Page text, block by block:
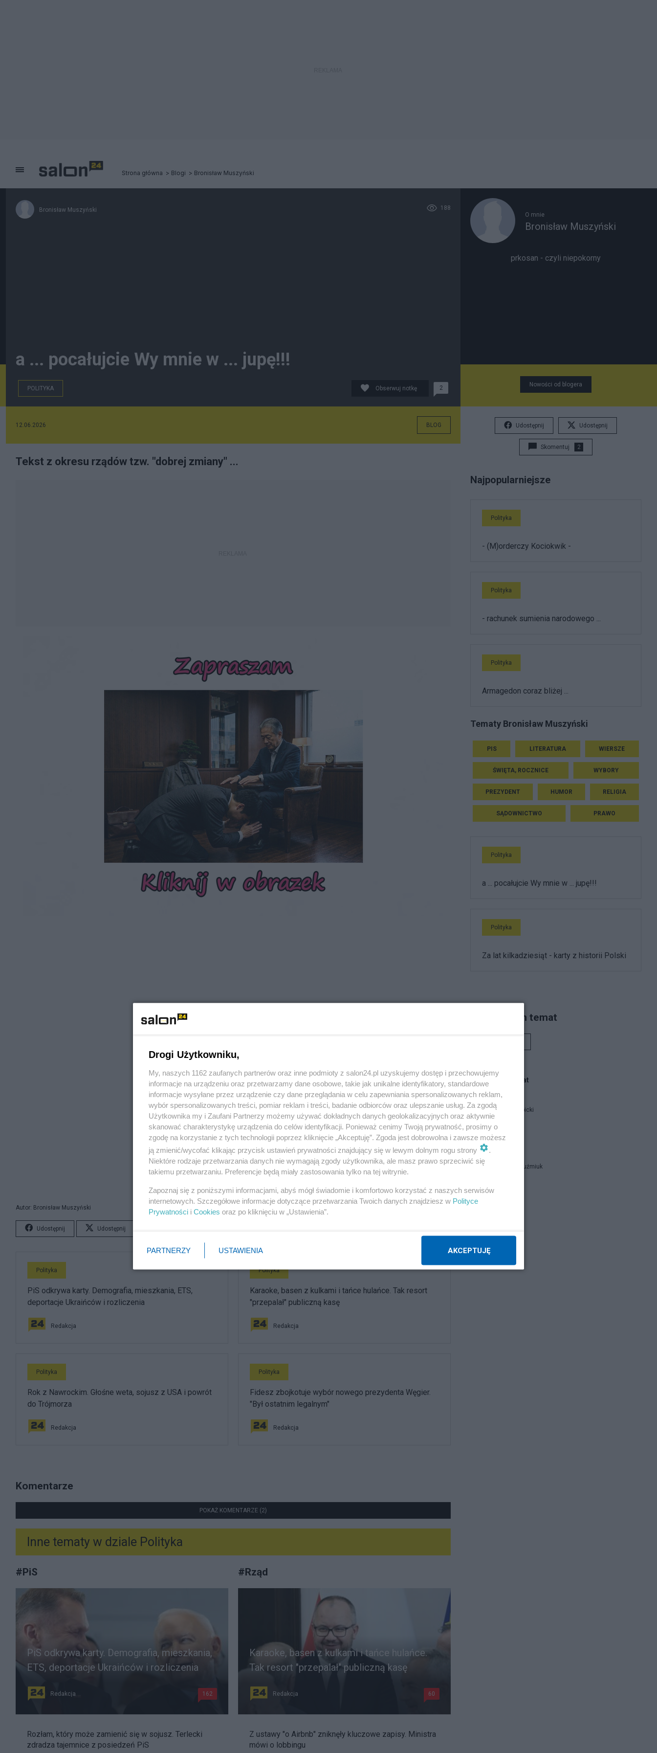
Strona główna Blogi Bronisław Muszyński
Bronisław Muszyński 188
a ... pocałujcie Wy mnie w ... jupę!!!
POLITYKA Obserwuj notkę 2
12.06.2026 BLOG
Tekst z okresu rządów tzw. "dobrej zmiany" ...
Autor: Bronisław Muszyński
Udostępnij Udostępnij
Polityka
PiS odkrywa karty. Demografia, mieszkania, ETS,
deportacje Ukraińców i rozliczenia
Redakcja
Polityka
Karaoke, basen z kulkami i tańce hulańce. Tak resort
"przepalał" publiczną kasę
Redakcja
Polityka
Rok z Nawrockim. Głośne weta, sojusz z USA i powrót
do Trójmorza
Redakcja
Polityka
Fidesz zbojkotuje wybór nowego prezydenta Węgier.
"Był ostatnim legalnym"
Redakcja
Komentarze
POKAŻ KOMENTARZE (2)
Inne tematy w dziale Polityka
#PiS
PiS odkrywa karty. Demografia, mieszkania,
ETS, deportacje Ukraińców i rozliczenia
Redakcja 162
Rozłam, który może zamienić się w sojusz. Terlecki
zdradza tajemnice z posiedzeń PiS
#Rząd
Karaoke, basen z kulkami i tańce hulańce.
Tak resort "przepalał" publiczną kasę
Redakcja 60
Z ustawy "o Airbnb" zniknęły kluczowe zapisy. Ministra
mówi o lobbingu
O mnie
Bronisław Muszyński
prkosan - czyli niepokorny
Nowości od blogera
Udostępnij Udostępnij
Skomentuj 2
Najpopularniejsze
Polityka
- (M)orderczy Kociokwik -
Polityka
- rachunek sumienia narodowego ...
Polityka
Armagedon coraz bliżej ...
Tematy Bronisław Muszyński
PIS LITERATURA WIERSZE
ŚWIĘTA, ROCZNICE WYBORY
PREZYDENT HUMOR RELIGIA
SĄDOWNICTWO PRAWO
Polityka
a ... pocałujcie Wy mnie w ... jupę!!!
Polityka
Za lat kilkadziesiąt - karty z historii Polski
Piszą na ten temat
Blogi na ten temat
Jan Filip Libicki
catrw
Zbigniew Kuźmiuk
Drogi Użytkowniku,
My, naszych 1162 zaufanych partnerów oraz inne podmioty z salon24.pl uzyskujemy dostęp i przechowujemy
informacje na urządzeniu oraz przetwarzamy dane osobowe, takie jak unikalne identyfikatory, standardowe
informacje wysyłane przez urządzenie czy dane przeglądania w celu zapewniania spersonalizowanych reklam,
wybór spersonalizowanych treści, pomiar reklam i treści, badanie odbiorców oraz ulepszanie usług. Za zgodą
Użytkownika my i Zaufani Partnerzy możemy używać dokładnych danych geolokalizacyjnych oraz aktywnie
skanować charakterystykę urządzenia do celów identyfikacji. Ponieważ cenimy Twoją prywatność, prosimy o
zgodę na korzystanie z tych technologii poprzez kliknięcie „Akceptuję”. Zgoda jest dobrowolna i zawsze możesz
ją zmienić/wycofać klikając przycisk ustawień prywatności znajdujący się w lewym dolnym rogu strony
Niektóre rodzaje przetwarzania danych nie wymagają zgody użytkownika, ale masz prawo sprzeciwić się
takiemu przetwarzaniu. Preferencje będą miały zastosowania tylko na tej witrynie.
Zapoznaj się z poniższymi informacjami, abyś mógł świadomie i komfortowo korzystać z naszych serwisów
internetowych. Szczegółowe informacje dotyczące przetwarzania Twoich danych znajdziesz w Polityce
Prywatności i Cookies oraz po kliknięciu w „Ustawienia”.
PARTNERZY USTAWIENIA AKCEPTUJĘ